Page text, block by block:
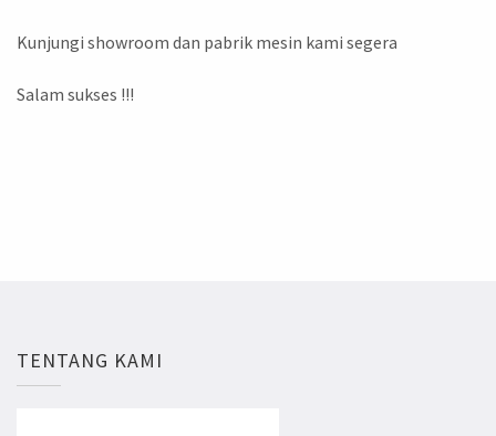
Kunjungi showroom dan pabrik mesin kami segera
Salam sukses !!!
TENTANG KAMI